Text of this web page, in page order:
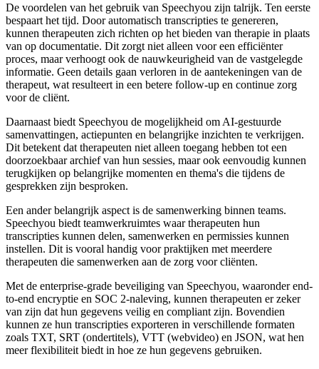
De voordelen van het gebruik van Speechyou zijn talrijk. Ten eerste
bespaart het tijd. Door automatisch transcripties te genereren,
kunnen therapeuten zich richten op het bieden van therapie in plaats
van op documentatie. Dit zorgt niet alleen voor een efficiënter
proces, maar verhoogt ook de nauwkeurigheid van de vastgelegde
informatie. Geen details gaan verloren in de aantekeningen van de
therapeut, wat resulteert in een betere follow-up en continue zorg
voor de cliënt.
Daarnaast biedt Speechyou de mogelijkheid om AI-gestuurde
samenvattingen, actiepunten en belangrijke inzichten te verkrijgen.
Dit betekent dat therapeuten niet alleen toegang hebben tot een
doorzoekbaar archief van hun sessies, maar ook eenvoudig kunnen
terugkijken op belangrijke momenten en thema's die tijdens de
gesprekken zijn besproken.
Een ander belangrijk aspect is de samenwerking binnen teams.
Speechyou biedt teamwerkruimtes waar therapeuten hun
transcripties kunnen delen, samenwerken en permissies kunnen
instellen. Dit is vooral handig voor praktijken met meerdere
therapeuten die samenwerken aan de zorg voor cliënten.
Met de enterprise-grade beveiliging van Speechyou, waaronder end-
to-end encryptie en SOC 2-naleving, kunnen therapeuten er zeker
van zijn dat hun gegevens veilig en compliant zijn. Bovendien
kunnen ze hun transcripties exporteren in verschillende formaten
zoals TXT, SRT (ondertitels), VTT (webvideo) en JSON, wat hen
meer flexibiliteit biedt in hoe ze hun gegevens gebruiken.